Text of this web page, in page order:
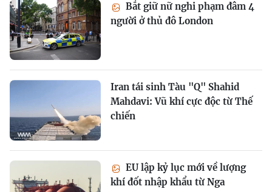
Bắt giữ nữ nghi phạm đâm 4
người ở thủ đô London
Iran tái sinh Tàu "Q" Shahid
Mahdavi: Vũ khí cực độc từ Thế
chiến
EU lập kỷ lục mới về lượng
khí đốt nhập khẩu từ Nga